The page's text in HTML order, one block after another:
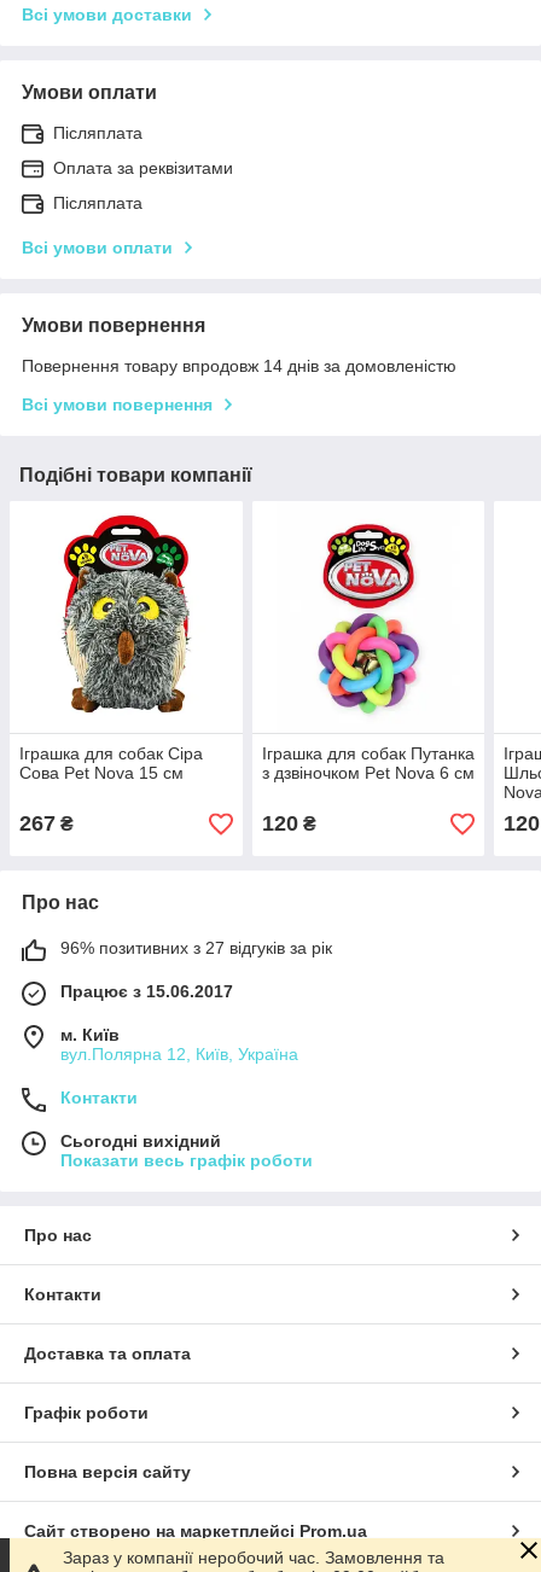
Всі умови доставки
Умови оплати
Післяплата
Оплата за реквізитами
Післяплата
Всі умови оплати
Умови повернення
Повернення товару впродовж 14 днів за домовленістю
Всі умови повернення
Подібні товари компанії
Іграшка для собак Сіра
Сова Pet Nova 15 см
267 ₴
Іграшка для собак Путанка
з дзвіночком Pet Nova 6 см
120₴ 120
Про нас
96% позитивних з 27 відгуків за рік
Працює з 15.06.2017
м. Київ
вул.Полярна 12, Київ, Україна
Контакти
Сьогодні вихідний
Показати весь графік роботи
Про нас
Контакти
Доставка та оплата
Графік роботи
Повна версія сайту
Сайт створено на маркетплейсі Prom.ua
Зараз у компанії неробочий час. Замовлення та